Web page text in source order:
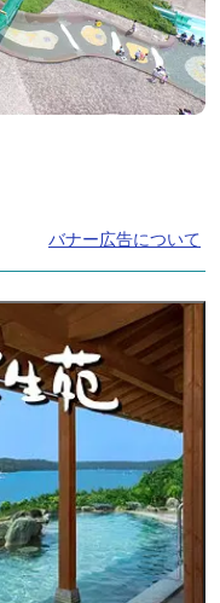
バナー広告について